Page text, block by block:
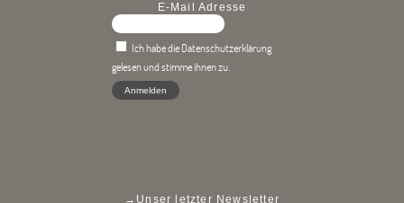
E-Mail Adresse
Ich habe die Datenschutzerklärung
gelesen und stimme ihnen zu.
→ Unser letzter Newsletter